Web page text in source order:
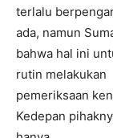
terlalu
ada, namun
bahwa hal ini
rutin melakukan
pemeriksaan
Kedepan